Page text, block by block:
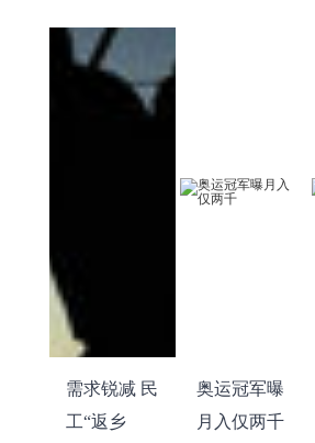
需求锐减 民
工“返乡
奥运冠军曝
月入仅两千